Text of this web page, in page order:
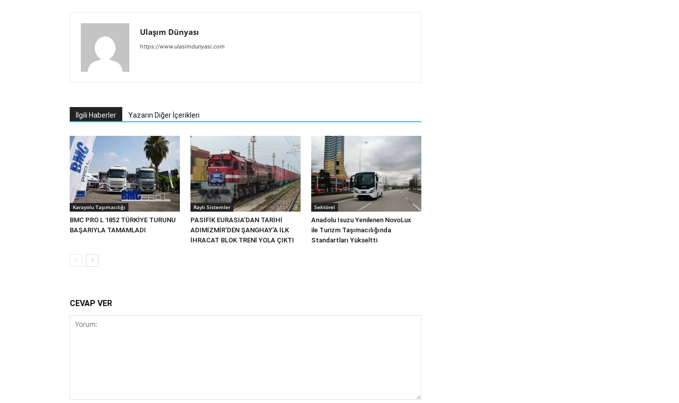
Ulaşım Dünyası
https://www.ulasimdunyasi.com
İlgili Haberler Yazarın Diğer İçerikleri
Karayolu Taşımacılığı
BMC PRO L 1852 TÜRKİYE TURUNU
BAŞARIYLA TAMAMLADI
Raylı Sistemler
PASİFİK EURASIA’DAN TARİHİ
ADIMİZMİR’DEN ŞANGHAY’A İLK
İHRACAT BLOK TRENİ YOLA ÇIKTI
Sektörel
Anadolu Isuzu Yenilenen NovoLux
ile Turizm Taşımacılığında
Standartları Yükseltti
CEVAP VER